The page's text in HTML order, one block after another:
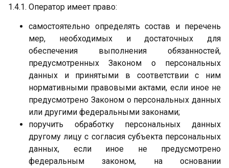
1.4.1. Оператор имеет право:
самостоятельно определять состав и перечень
мер, необходимых и достаточных для
обеспечения выполнения обязанностей,
предусмотренных Законом о персональных
данных и принятыми в соответствии с ним
нормативными правовыми актами, если иное не
предусмотрено Законом о персональных данных
или другими федеральными законами;
поручить обработку персональных данных
другому лицу с согласия субъекта персональных
данных, если иное не предусмотрено
федеральным законом, на основании